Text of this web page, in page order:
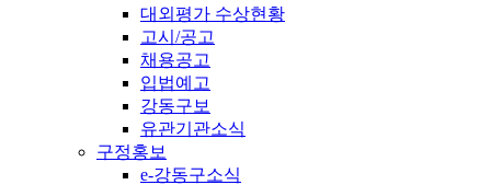
대외평가 수상현황
고시/공고
채용공고
입법예고
강동구보
유관기관소식
구정홍보
e-강동구소식